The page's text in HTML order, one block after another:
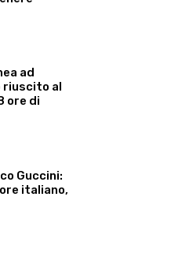
ad
al
ore di
Guccini:
italiano,